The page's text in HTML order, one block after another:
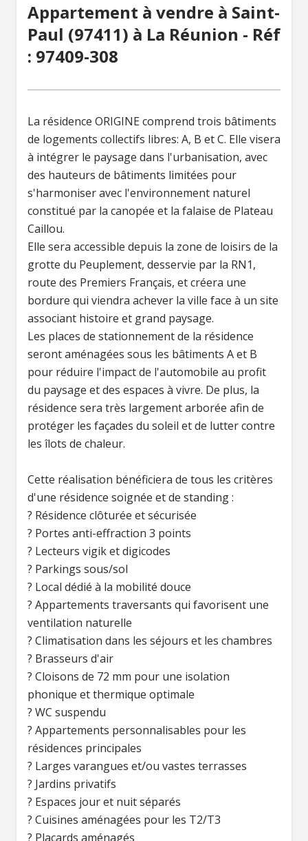
Appartement à vendre à Saint-
Paul (97411) à La Réunion - Réf
: 97409-308
La résidence ORIGINE comprend trois bâtiments
de logements collectifs libres: A, B et C. Elle visera
à intégrer le paysage dans l'urbanisation, avec
des hauteurs de bâtiments limitées pour
s'harmoniser avec l'environnement naturel
constitué par la canopée et la falaise de Plateau
Caillou.
Elle sera accessible depuis la zone de loisirs de la
grotte du Peuplement, desservie par la RN1,
route des Premiers Français, et créera une
bordure qui viendra achever la ville face à un site
associant histoire et grand paysage.
Les places de stationnement de la résidence
seront aménagées sous les bâtiments A et B
pour réduire l'impact de l'automobile au profit
du paysage et des espaces à vivre. De plus, la
résidence sera très largement arborée afin de
protéger les façades du soleil et de lutter contre
les îlots de chaleur.
Cette réalisation bénéficiera de tous les critères
d'une résidence soignée et de standing :
? Résidence clôturée et sécurisée
? Portes anti-effraction 3 points
? Lecteurs vigik et digicodes
? Parkings sous/sol
? Local dédié à la mobilité douce
? Appartements traversants qui favorisent une
ventilation naturelle
? Climatisation dans les séjours et les chambres
? Brasseurs d'air
? Cloisons de 72 mm pour une isolation
phonique et thermique optimale
? WC suspendu
? Appartements personnalisables pour les
résidences principales
? Larges varangues et/ou vastes terrasses
? Jardins privatifs
? Espaces jour et nuit séparés
? Cuisines aménagées pour les T2/T3
? Placards aménagés